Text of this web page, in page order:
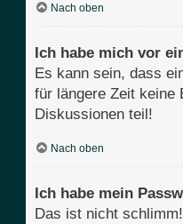
Nach oben
Ich habe mich vor
Es kann sein, dass
für längere Zeit keine
Diskussionen teil!
Nach oben
Ich habe mein
Das ist nicht